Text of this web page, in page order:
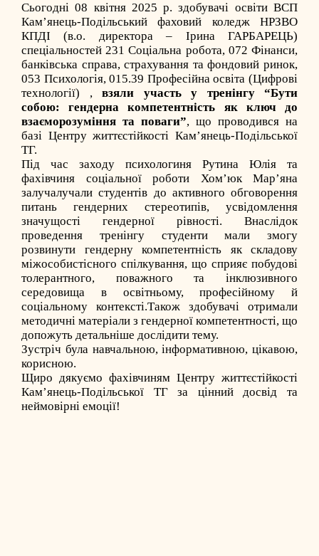
Сьогодні 08 квітня 2025 р. здобувачі освіти ВСП
Кам’янець-Подільський фаховий коледж НРЗВО
КПДІ (в.о. директора – Ірина ГАРБАРЕЦЬ)
спеціальностей 231 Соціальна робота, 072 Фінанси,
банківська справа, страхування та фондовий ринок,
053 Психологія, 015.39 Професійна освіта (Цифрові
технології) , взяли участь у тренінгу “Бути
собою: гендерна компетентність як ключ до
взаєморозуміння та поваги”, що проводився на
базі Центру життєстійкості Кам’янець-Подільської
ТГ.
Під час заходу психологиня Рутина Юлія та
фахівчиня соціальної роботи Хомʼюк Марʼяна
залучалучали студентів до активного обговорення
питань гендерних стереотипів, усвідомлення
значущості гендерної рівності. Внаслідок
проведення тренінгу студенти мали змогу
розвинути гендерну компетентність як складову
міжособистісного спілкування, що сприяє побудові
толерантного, поважного та інклюзивного
середовища в освітньому, професійному й
соціальному контексті.Також здобувачі отримали
методичні матеріали з гендерної компетентності, що
допожуть детальніше дослідити тему.
Зустріч була навчальною, інформативною, цікавою,
корисною.
Щиро дякуємо фахівчиням Центру життєстійкості
Камʼянець-Подільської ТГ за цінний досвід та
неймовірні емоції!